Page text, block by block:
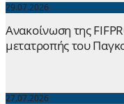
29.07.2026
Ανακοίνωση της
μετατροπής του
27.07.2026